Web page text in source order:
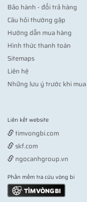
Bảo hành - đổi trả hàng
Câu hỏi thường gặp
Hướng dẫn mua hàng
Hình thức thanh toán
Sitemaps
Liên hệ
Những lưu ý trước khi
Liên kết website
timvongbi.com
skf.com
ngocanhgroup.vn
Phần mềm tra cứu vòng bi